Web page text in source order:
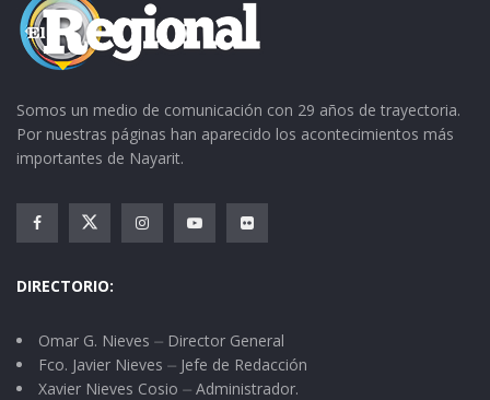
Somos un medio de comunicación con 29 años de trayectoria.
Por nuestras páginas han aparecido los acontecimientos más
importantes de Nayarit.
DIRECTORIO:
Omar G. Nieves ⏤ Director General
Fco. Javier Nieves ⏤ Jefe de Redacción
Xavier Nieves Cosio ⏤ Administrador.